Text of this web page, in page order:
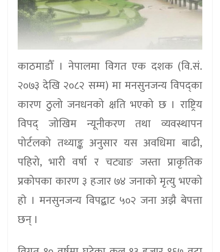
काठमाडौँ । नेपालमा विगत एक दशक (वि.सं.
२०७३ देखि २०८२ सम्म) मा मनसुनजन्य विपद्का
कारण ठुलो जनधनको क्षति भएको छ । राष्ट्रिय
विपद् जोखिम न्यूनीकरण तथा व्यवस्थापन
पोर्टलको तथ्याङ्क अनुसार यस अवधिमा बाढी,
पहिरो, भारी वर्षा र चट्याङ जस्ता प्राकृतिक
प्रकोपका कारण ३ हजार ७४ जनाको मृत्यु भएको
हाे । मनसुनजन्य विपद्बाट ५०२ जना अझै बेपत्ता
छन् ।